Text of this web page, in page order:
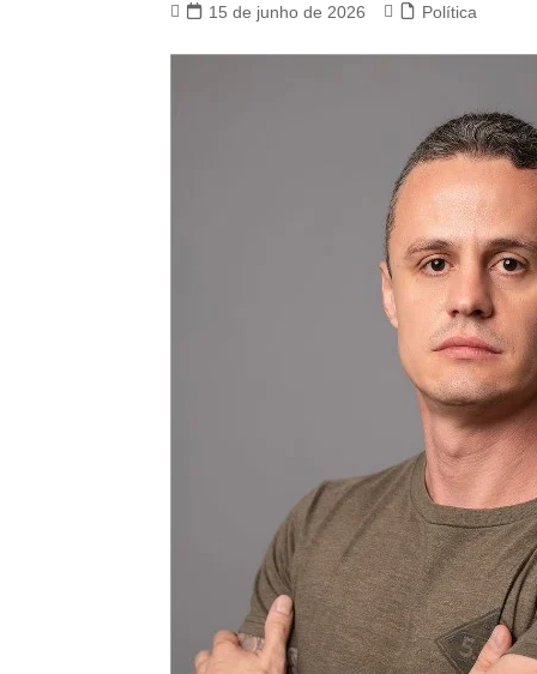
15 de junho de 2026 Política